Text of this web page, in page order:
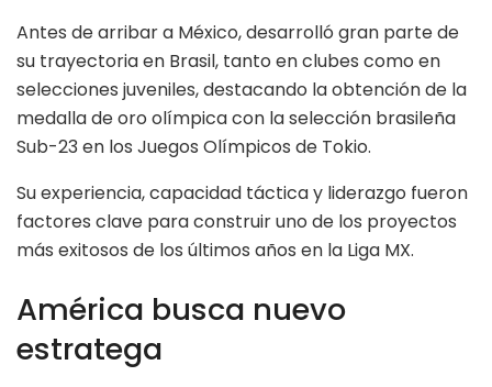
Antes de arribar a México, desarrolló gran parte de
su trayectoria en Brasil, tanto en clubes como en
selecciones juveniles, destacando la obtención de la
medalla de oro olímpica con la selección brasileña
Sub-23 en los Juegos Olímpicos de Tokio.
Su experiencia, capacidad táctica y liderazgo fueron
factores clave para construir uno de los proyectos
más exitosos de los últimos años en la Liga MX.
América busca nuevo
estratega